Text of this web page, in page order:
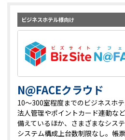
ビジネスホテル様向け
N@FACEクラウド
10～300室程度までのビジネスホテ
法人管理やポイントカード連動な
備えているほか、さまざまなシス
システム構成上台数制限なし。帳